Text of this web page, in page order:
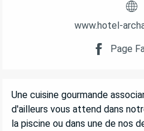
www.hotel-
Page
DESCRIPTION
Une cuisine gourmande
d'ailleurs vous attend dans
la piscine ou dans une de nos